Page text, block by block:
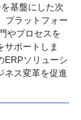
基盤にした次
プラットフォー
やプロセスを
サポートしま
ERPソリューシ
ネス変革を促進